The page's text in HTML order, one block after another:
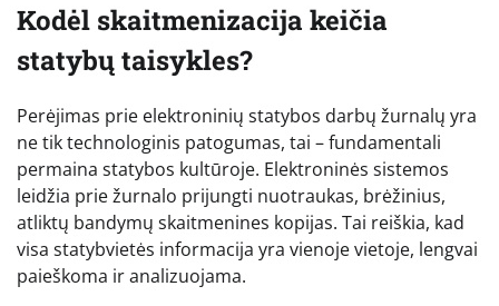
Kodėl skaitmenizacija keičia
statybų taisykles?
Perėjimas prie elektroninių statybos darbų žurnalų yra
ne tik technologinis patogumas, tai – fundamentali
permaina statybos kultūroje. Elektroninės sistemos
leidžia prie žurnalo prijungti nuotraukas, brėžinius,
atliktų bandymų skaitmenines kopijas. Tai reiškia, kad
visa statybvietės informacija yra vienoje vietoje, lengvai
paieškoma ir analizuojama.